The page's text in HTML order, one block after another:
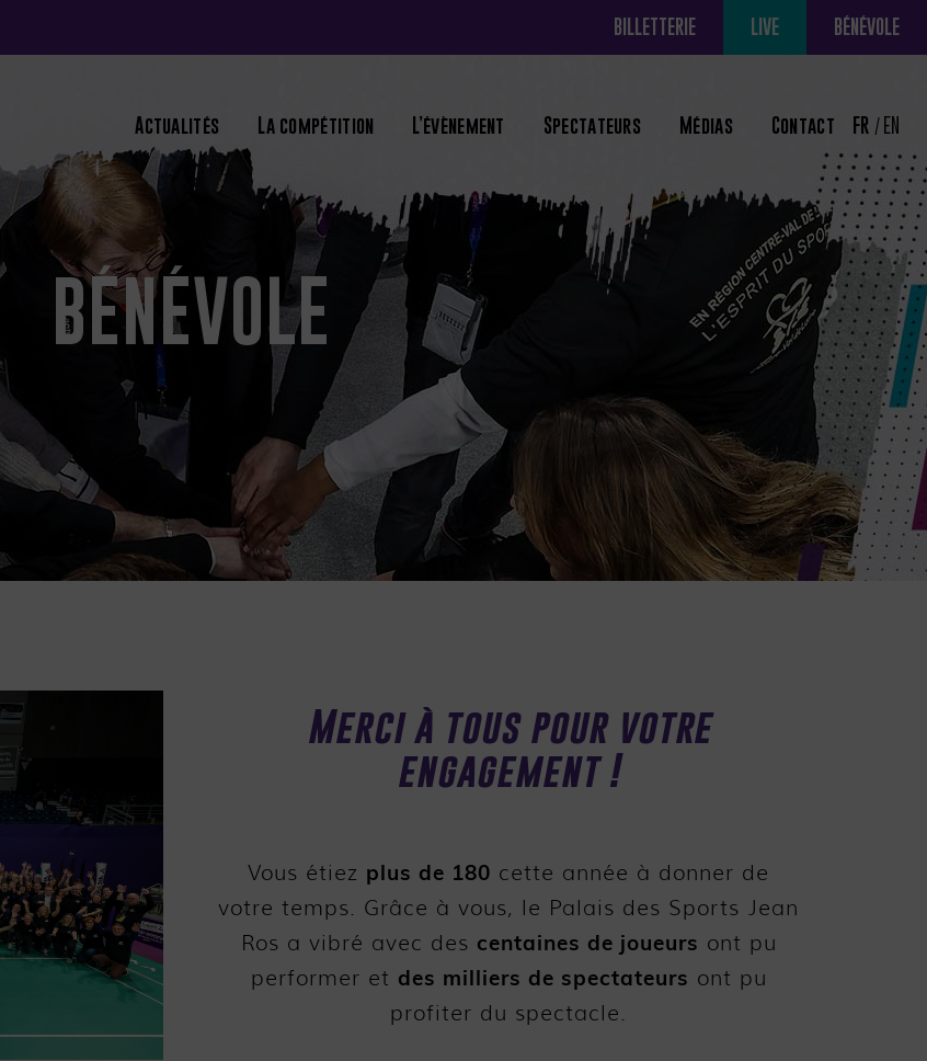
BILLETTERIE LIVE BÉNÉVOLE
Actualités La compétition L’évènement Spectateurs Médias Contact FR EN
BÉNÉVOLE
Merci à tous pour votre
engagement !
Vous étiez plus de 180 cette année à donner de
votre temps. Grâce à vous, le Palais des Sports Jean
Ros a vibré avec des centaines de joueurs ont pu
performer et des milliers de spectateurs ont pu
profiter du spectacle.